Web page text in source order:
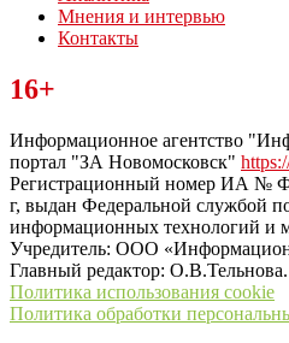
Мнения и интервью
Контакты
Читайте последние новости дня в
“ЗаНовомосковск”
16+
Информационное агентство
портал "ЗА Новомосковск"
Регистрационный номер ИА №
г, выдан Федеральной службой
информационных технологий и
Учредитель: ООО
Главный редактор: О.В.Тельнова.
Политика использования cookie
Политика обработки